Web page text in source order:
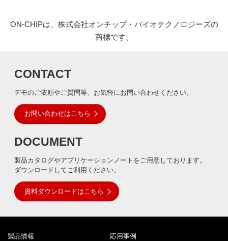
ON-CHIPは、株式会社オンチップ・バイオテクノロジーズの
商標です。
CONTACT
デモのご依頼やご質問等、お気軽にお問い合わせください。
お問い合わせはこちら
DOCUMENT
製品カタログやアプリケーションノートをご用意しております。
ダウンロードしてご利用ください。
資料ダウンロードはこちら
製品情報
応用事例